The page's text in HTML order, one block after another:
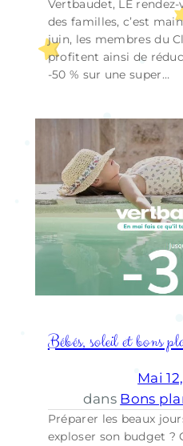
Vertbaudet, LE
des familles, c’est
juin, les membres du
profitent ainsi de
-50 % sur une super…
Bébés, soleil et bons
Mai
dans Bons
Préparer les beaux
exploser son budget ?